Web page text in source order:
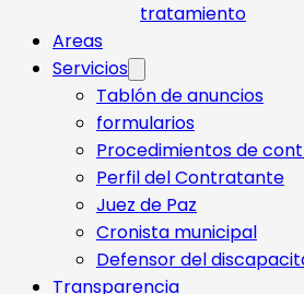
tratamiento
Areas
Servicios
Tablón de anuncios
formularios
Procedimientos de
Perfil del Contratante
Juez de Paz
Cronista municipal
Defensor del
Transparencia